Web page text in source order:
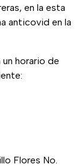
en la esta
anticovid en la
horario de
Flores No.